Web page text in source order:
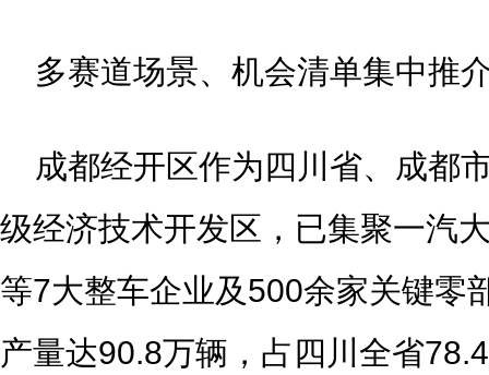
多赛道场景、机会清单集中推
成都经开区作为四川省、成都
级经济技术开发区，已集聚一汽
等7大整车企业及500余家关键零
产量达90.8万辆，占四川全省